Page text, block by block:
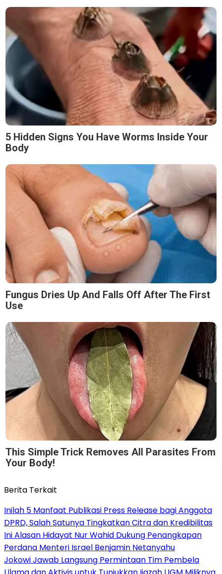
5 Hidden Signs You Have Worms Inside Your
Body
Fungus Dries Up And Falls Off After The First
Use
This Simple Trick Removes All Parasites From
Your Body!
Berita Terkait
Inilah 5 Manfaat Publikasi Press Release bagi Anggota
DPRD, Salah Satunya Tingkatkan Citra dan Kredibilitas
Ini Alasan Hidayat Nur Wahid Dukung Penangkapan
Perdana Menteri Israel Benjamin Netanyahu
Jokowi Jawab Langsung Permintaan Tim Pembela